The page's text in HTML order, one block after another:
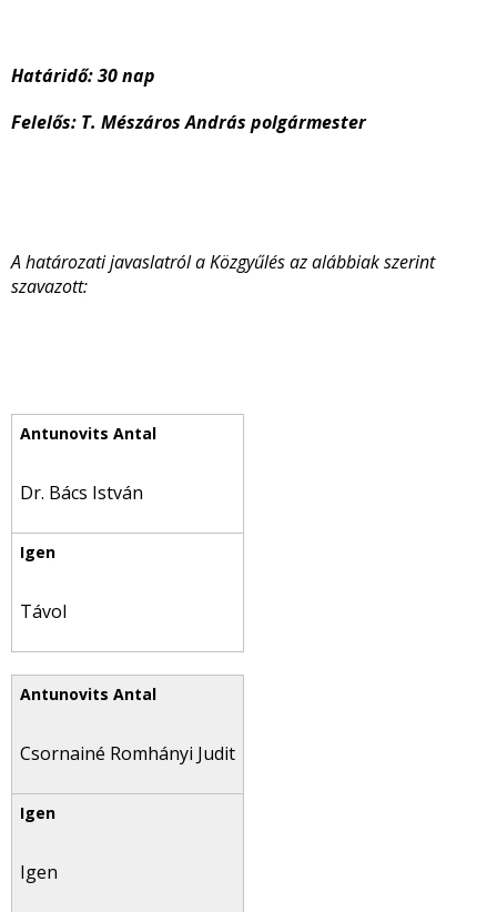
Határidő: 30 nap
Felelős: T. Mészáros András polgármester
A határozati javaslatról a Közgyűlés az alábbiak szerint
szavazott:
Dr. Bács István
Távol
Csornainé Romhányi Judit
Igen